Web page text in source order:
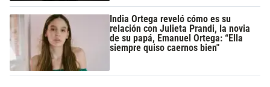
India Ortega reveló cómo es su
relación con Julieta Prandi, la novia
de su papá, Emanuel Ortega: “Ella
siempre quiso caernos bien"